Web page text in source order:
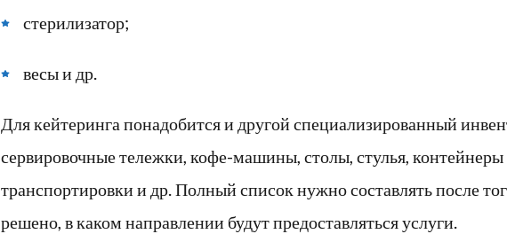
стерилизатор;
весы и др.
Для кейтеринга понадобится и другой специализированный
сервировочные тележки, кофе-машины, столы, стулья, контейнеры
транспортировки и др. Полный список нужно составлять после
решено, в каком направлении будут предоставляться услуги.